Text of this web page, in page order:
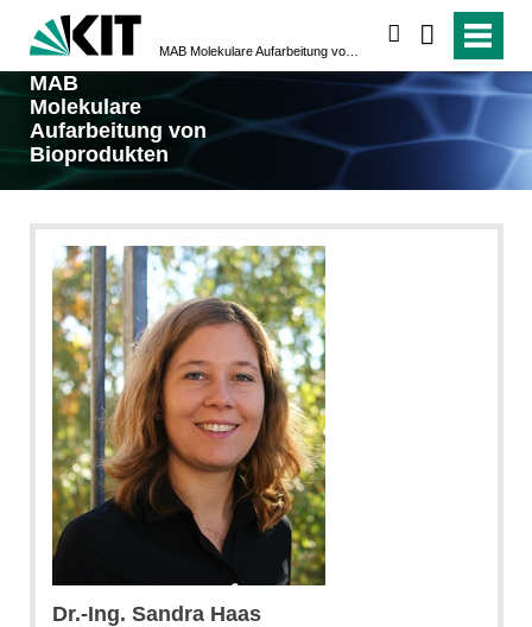
MAB
Molekulare
Aufarbeitung von
Bioprodukten
Dr.-Ing. Sandra Haas